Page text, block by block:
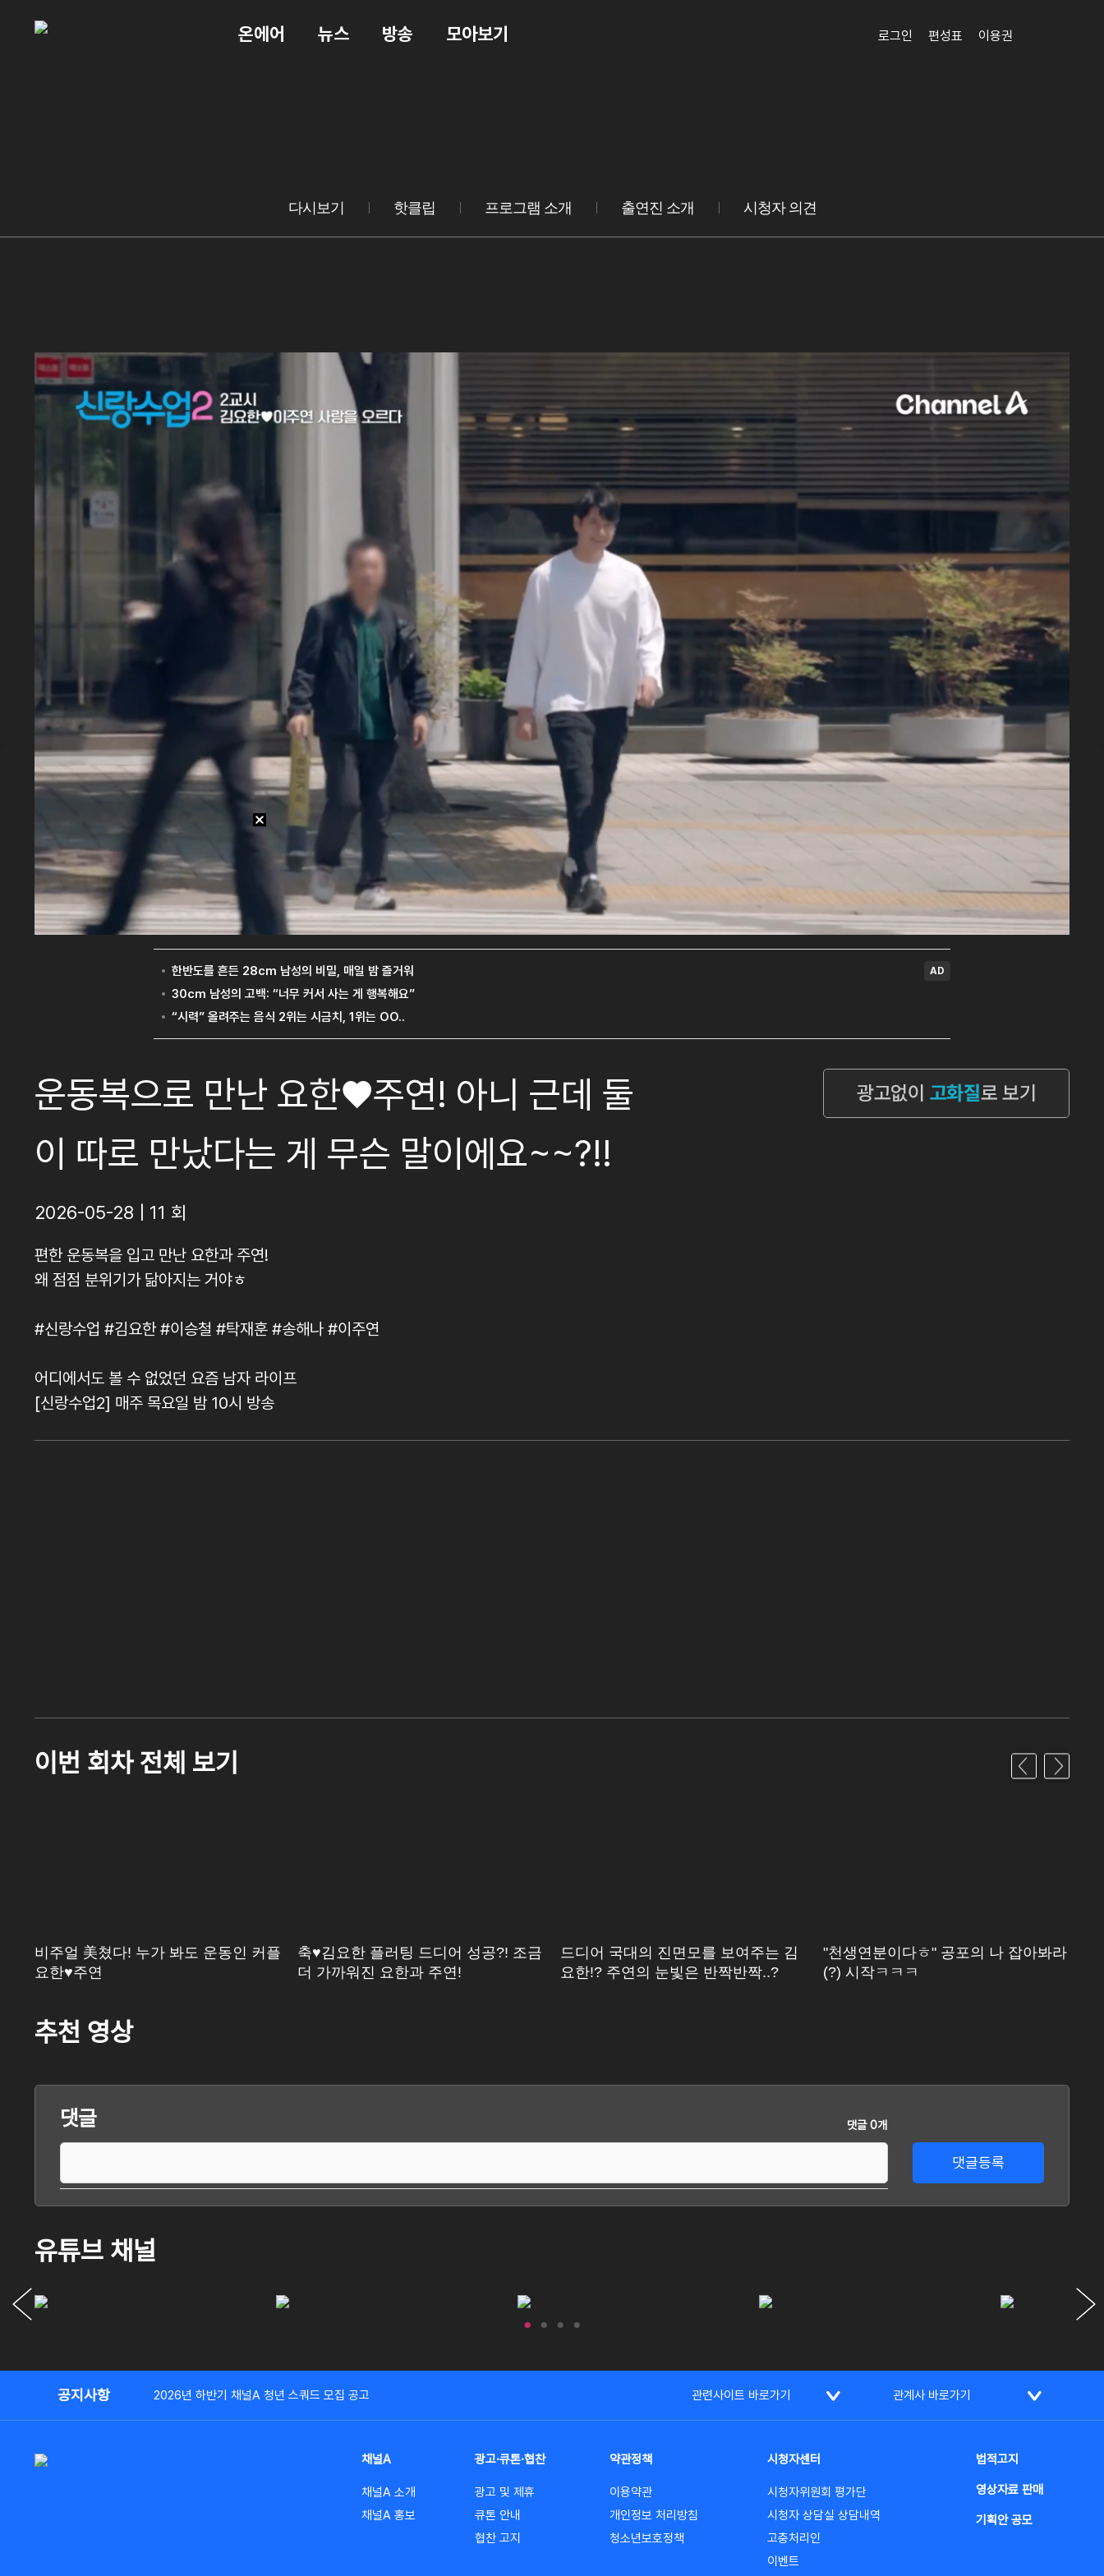
온에어 뉴스 방송 모아보기 로그인 편성표 이용권
다시보기 핫클립 프로그램 소개 출연진 소개 시청자 의견
운동복으로 만난 요한♥주연! 아니 근데 둘
이 따로 만났다는 게 무슨 말이에요~~?!!
2026-05-28 | 11 회
편한 운동복을 입고 만난 요한과 주연!
왜 점점 분위기가 닮아지는 거야ㅎ
#신랑수업 #김요한 #이승철 #탁재훈 #송해나 #이주연
어디에서도 볼 수 없었던 요즘 남자 라이프
[신랑수업2] 매주 목요일 밤 10시 방송
이번 회차 전체 보기
비주얼 美쳤다! 누가 봐도 운동인 커플
요한♥주연
축♥김요한 플러팅 드디어 성공?! 조금
더 가까워진 요한과 주연!
드디어 국대의 진면모를 보여주는 김
요한!? 주연의 눈빛은 반짝반짝..?
"천생연분이다ㅎ" 공포의 나 잡아봐라
(?) 시작ㅋㅋㅋ
추천 영상
댓글 댓글 0개
댓글등록
유튜브 채널
공지사항 2026년 하반기 채널A 청년 스쿼드 모집 공고 관련사이트 바로가기 관계사 바로가기
채널A
채널A 소개
채널A 홍보
광고·큐톤·협찬
광고 및 제휴
큐톤 안내
협찬 고지
약관정책
이용약관
개인정보 처리방침
청소년보호정책
시청자센터
시청자위원회 평가단
시청자 상담실 상담내역
고충처리인
이벤트
법적고지
영상자료 판매
기획안 공모